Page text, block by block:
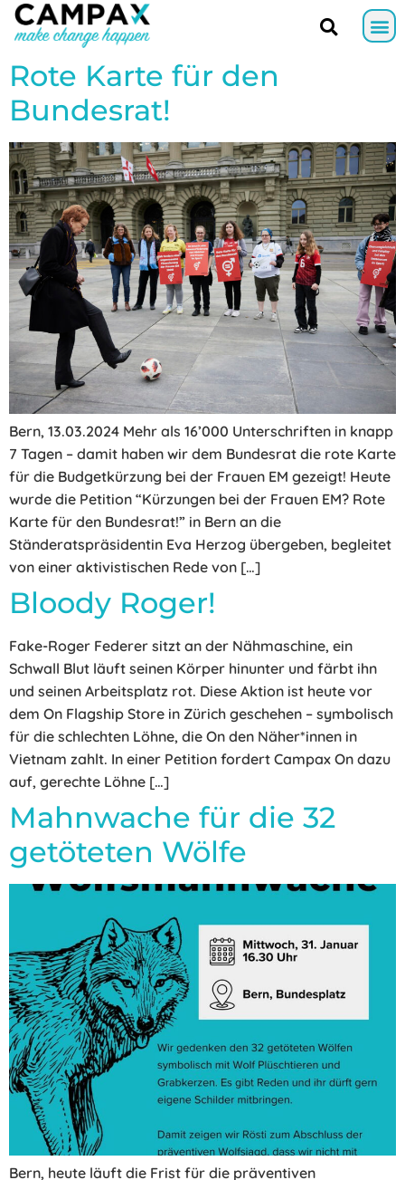
Rote Karte für den
Bundesrat!
Bern, 13.03.2024 Mehr als 16’000 Unterschriften in knapp
7 Tagen – damit haben wir dem Bundesrat die rote Karte
für die Budgetkürzung bei der Frauen EM gezeigt! Heute
wurde die Petition “Kürzungen bei der Frauen EM? Rote
Karte für den Bundesrat!” in Bern an die
Ständeratspräsidentin Eva Herzog übergeben, begleitet
von einer aktivistischen Rede von […]
Bloody Roger!
Fake-Roger Federer sitzt an der Nähmaschine, ein
Schwall Blut läuft seinen Körper hinunter und färbt ihn
und seinen Arbeitsplatz rot. Diese Aktion ist heute vor
dem On Flagship Store in Zürich geschehen – symbolisch
für die schlechten Löhne, die On den Näher*innen in
Vietnam zahlt. In einer Petition fordert Campax On dazu
auf, gerechte Löhne […]
Mahnwache für die 32
getöteten Wölfe
Bern, heute läuft die Frist für die präventiven